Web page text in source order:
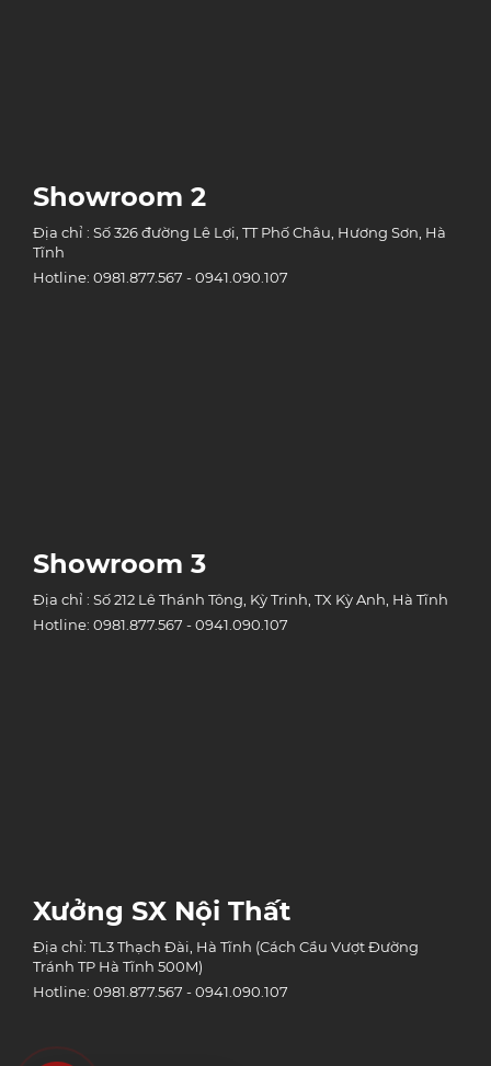
Showroom 2
Địa chỉ : Số 326 đường Lê Lợi, TT Phố Châu, Hương Sơn, Hà
Tĩnh
Hotline: 0981.877.567 - 0941.090.107
Showroom 3
Địa chỉ : Số 212 Lê Thánh Tông, Kỳ Trinh, TX Kỳ Anh, Hà Tĩnh
Hotline: 0981.877.567 - 0941.090.107
Xưởng SX Nội Thất
Địa chỉ: TL3 Thạch Đài, Hà Tĩnh (Cách Cầu Vượt Đường
Tránh TP Hà Tĩnh 500M)
Hotline: 0981.877.567 - 0941.090.107